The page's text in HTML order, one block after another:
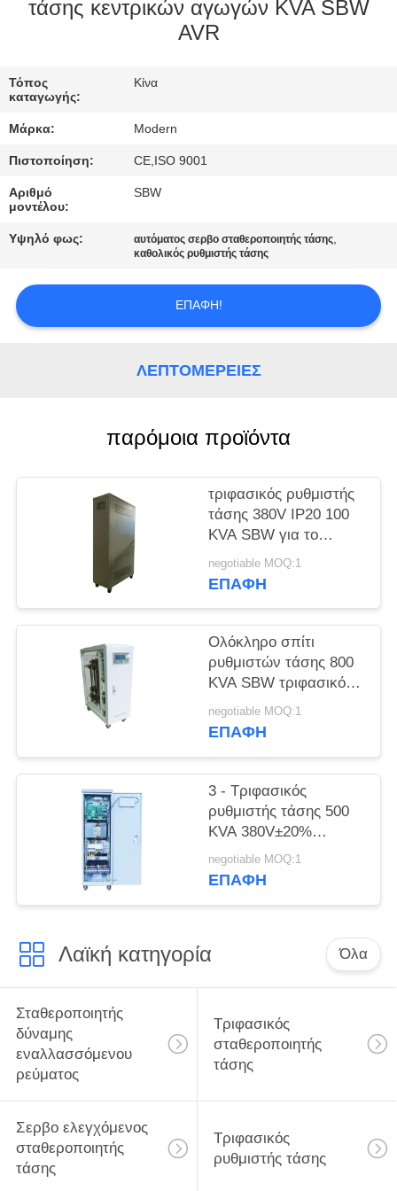
ΈΛΕΓΧΟΣ
ΕΛΆΤΕ
ΣΕ
ΕΠΑΦΉ
ΖΗΤΉΣΤΕ
ΑΠΌΣΠΑΣΜΑ
SITEMAP
PRIVACY
τάσης κεντρικών αγωγών KVA SBW
AVR
Τόπος
καταγωγής:
Κίνα
Μάρκα: Modern
Πιστοποίηση: CE,ISO 9001
Αριθμό
μοντέλου:
SBW
Υψηλό φως: αυτόματος σερβο σταθεροποιητής τάσης,
καθολικός ρυθμιστής τάσης
ΕΠΑΦΉ!
ΛΕΠΤΟΜΈΡΕΙΕΣ
παρόμοια προϊόντα
τριφασικός ρυθμιστής
τάσης 380V IP20 100
KVA SBW για το
κλιματιστικό μηχάνημα
negotiable MOQ:1
ΕΠΑΦΉ
Ολόκληρο σπίτι
ρυθμιστών τάσης 800
KVA SBW τριφασικό
ηλεκτρονικά
50Hz/60Hz
negotiable MOQ:1
ΕΠΑΦΉ
3 - Τριφασικός
ρυθμιστής τάσης 500
KVA 380V±20%
σταθεροποιητής
ισχύος
negotiable MOQ:1
ΕΠΑΦΉ
Λαϊκή κατηγορία Όλα
Σταθεροποιητής
δύναμης
εναλλασσόμενου
ρεύματος
Τριφασικός
σταθεροποιητής
τάσης
Σερβο ελεγχόμενος
σταθεροποιητής
τάσης
Τριφασικός
ρυθμιστής τάσης